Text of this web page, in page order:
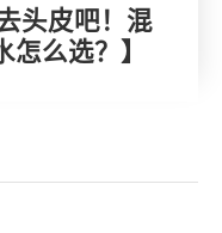
头皮吧！混
么选？】